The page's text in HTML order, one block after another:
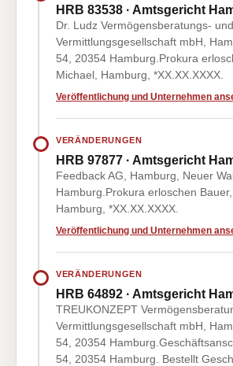
HRB 83538 · Amtsgericht
Dr. Ludz Vermögensberatungs- und
Vermittlungsgesellschaft mbH,
54, 20354 Hamburg.Prokura
Michael, Hamburg, *XX.XX.XXXX.
Veröffentlichung und Unternehmen
VERÄNDERUNGEN
HRB 97877 · Amtsgericht
Feedback AG, Hamburg, Neuer
Hamburg.Prokura erloschen Bauer,
Hamburg, *XX.XX.XXXX.
Veröffentlichung und Unternehmen
VERÄNDERUNGEN
HRB 64892 · Amtsgericht
TREUKONZEPT
Vermittlungsgesellschaft mbH,
54, 20354
54, 20354 Hamburg. Bestellt